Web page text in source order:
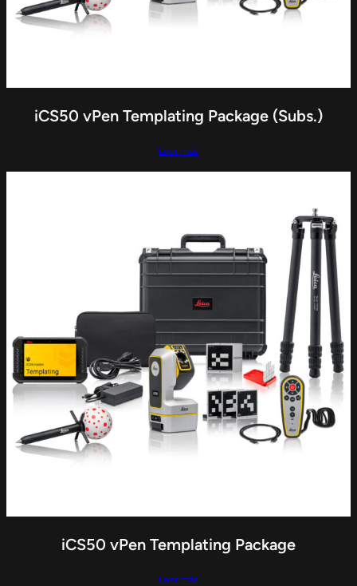
iCS50 vPen Templating Package (Subs.)
Leer más
iCS50 vPen Templating Package
Leer más